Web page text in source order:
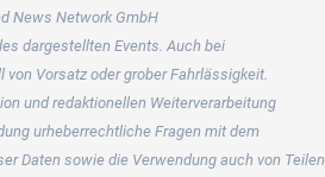
News Network GmbH
dargestellten Events. Auch bei
Vorsatz oder grober Fahrlässigkeit.
und redaktionellen Weiterverarbeitung
urheberrechtliche Fragen mit dem
Daten sowie die Verwendung auch von Teilen